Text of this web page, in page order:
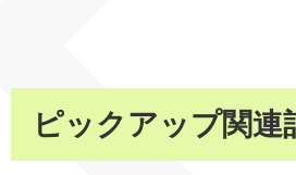
ピックアップ関連